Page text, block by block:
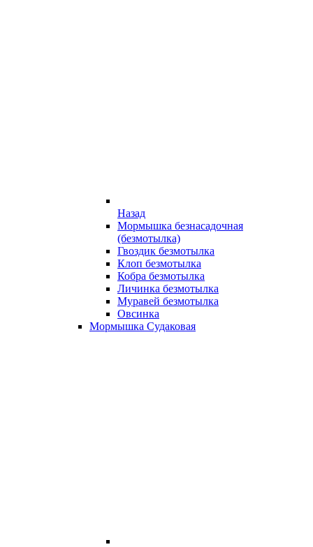
Назад
Мормышка безнасадочная
(безмотылка)
Гвоздик безмотылка
Клоп безмотылка
Кобра безмотылка
Личинка безмотылка
Муравей безмотылка
Овсинка
Мормышка Судаковая